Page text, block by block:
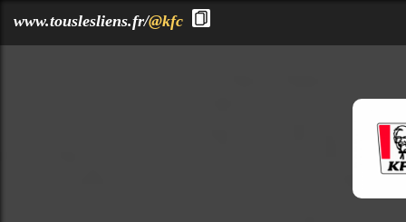
www.touslesliens.fr/@kfc